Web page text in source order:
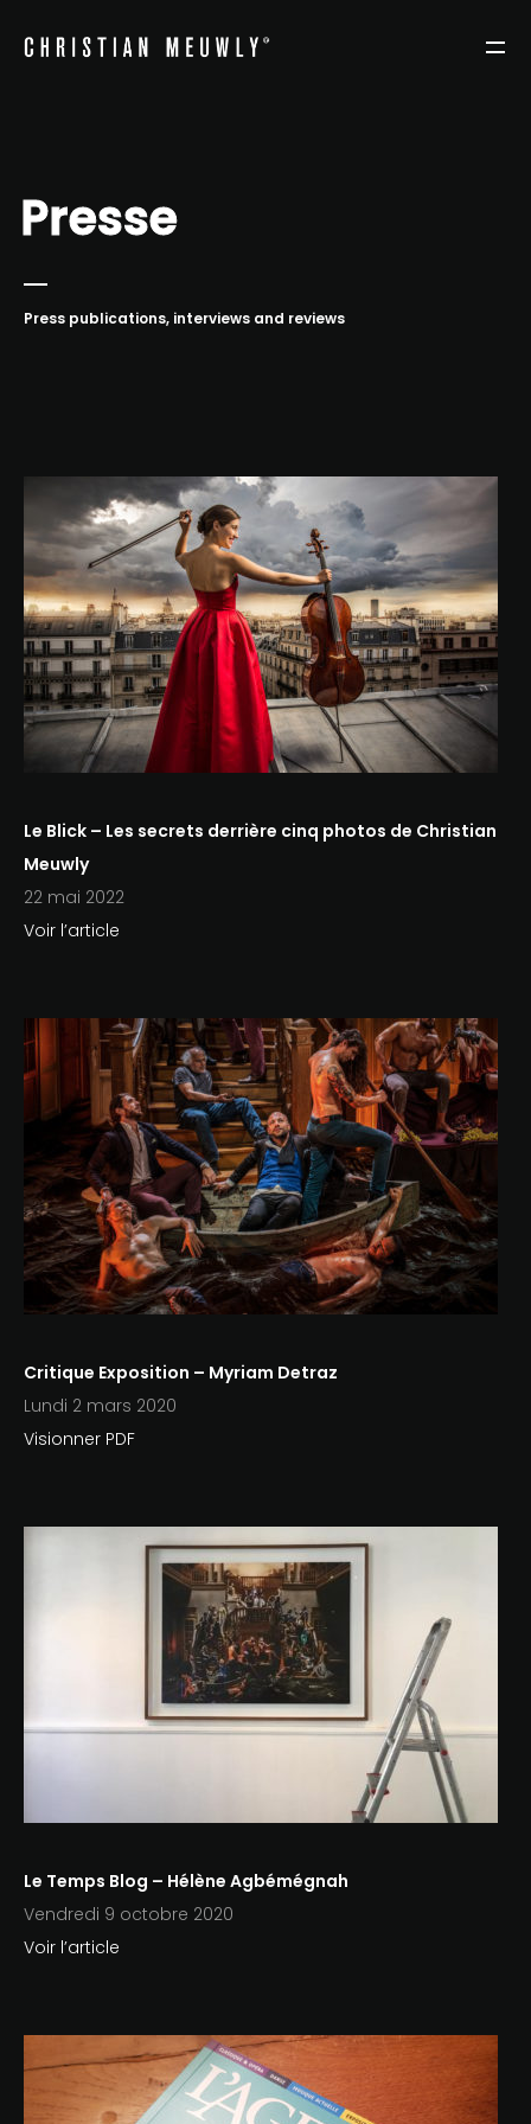
Presse
Press publications, interviews and reviews
Le Blick – Les secrets derrière cinq photos de Christian
Meuwly
22 mai 2022
Voir l’article
Critique Exposition – Myriam Detraz
Lundi 2 mars 2020
Visionner PDF
Le Temps Blog – Hélène Agbémégnah
Vendredi 9 octobre 2020
Voir l’article